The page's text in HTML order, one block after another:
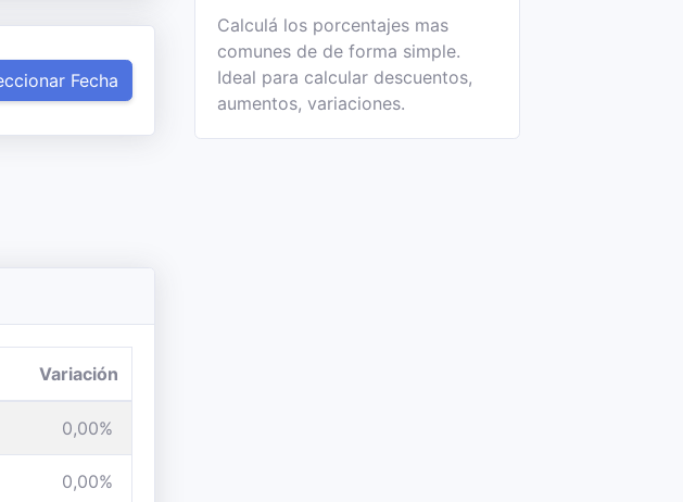
Fecha
Variación
0,00%
0,00%
Calculá los porcentajes mas
comunes de de forma simple.
Ideal para calcular descuentos,
aumentos, variaciones.